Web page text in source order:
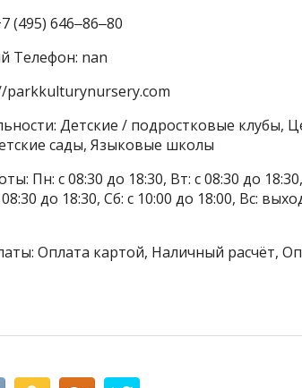
(495) 646‒86‒80
Телефон: nan
parkkulturynursery.com
Детские / подростковые клубы,
сады, Языковые школы
Пн: с 08:30 до 18:30, Вт: с 08:30 до
08:30 до 18:30, Сб: с 10:00 до 18:00, Вс:
Оплата картой, Наличный расчёт,